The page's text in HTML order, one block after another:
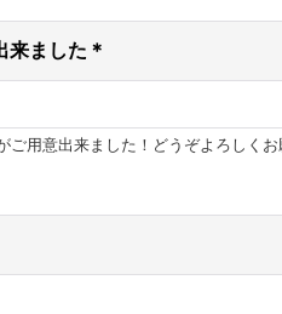
来ました＊
用意出来ました！どうぞよろしくお